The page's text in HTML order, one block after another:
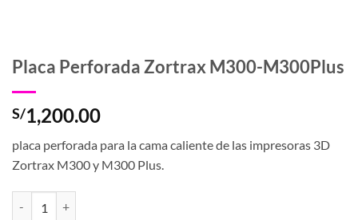
Placa Perforada Zortrax M300-M300Plus
S/1,200.00
placa perforada para la cama caliente de las impresoras 3D
Zortrax M300 y M300 Plus.